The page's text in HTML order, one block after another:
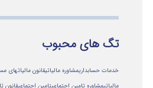
تگ های محبوب
خدمات حسابداریمشاوره مالیاتیقانون مالیاتهای
مالياتيمشاوره تامین اجتماعیتامین اجتماعیقانون